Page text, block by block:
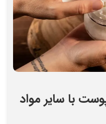
با سایر مواد